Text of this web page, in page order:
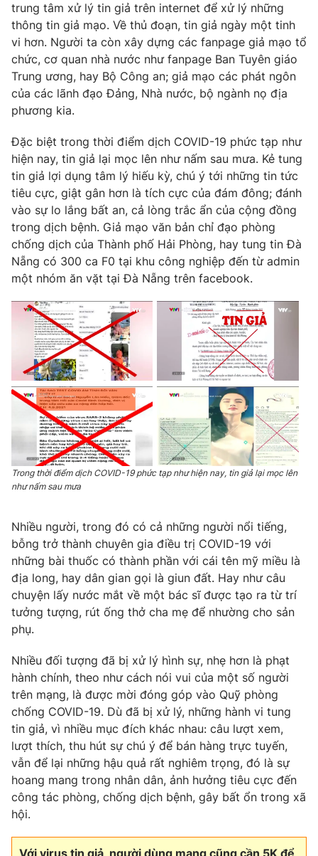
® Cấm sao chép dưới mọi hình thức nếu không có sự chấp
thuận bằng văn bản. Ghi rõ nguồn VTV.vn khi phát hành lại
thông tin từ website này.
trung tâm xử lý tin giả trên internet để xử lý những
thông tin giả mạo. Về thủ đoạn, tin giả ngày một tinh
vi hơn. Người ta còn xây dựng các fanpage giả mạo tổ
chức, cơ quan nhà nước như fanpage Ban Tuyên giáo
Trung ương, hay Bộ Công an; giả mạo các phát ngôn
của các lãnh đạo Đảng, Nhà nước, bộ ngành nọ địa
phương kia.
Đặc biệt trong thời điểm dịch COVID-19 phức tạp như
hiện nay, tin giả lại mọc lên như nấm sau mưa. Kẻ tung
tin giả lợi dụng tâm lý hiếu kỳ, chú ý tới những tin tức
tiêu cực, giật gân hơn là tích cực của đám đông; đánh
vào sự lo lắng bất an, cả lòng trắc ẩn của cộng đồng
trong dịch bệnh. Giả mạo văn bản chỉ đạo phòng
chống dịch của Thành phố Hải Phòng, hay tung tin Đà
Nẵng có 300 ca F0 tại khu công nghiệp đến từ admin
một nhóm ăn vặt tại Đà Nẵng trên facebook.
Trong thời điểm dịch COVID-19 phức tạp như hiện nay, tin giả lại mọc lên
như nấm sau mưa
Nhiều người, trong đó có cả những người nổi tiếng,
bỗng trở thành chuyên gia điều trị COVID-19 với
những bài thuốc có thành phần với cái tên mỹ miều là
địa long, hay dân gian gọi là giun đất. Hay như câu
chuyện lấy nước mắt về một bác sĩ được tạo ra từ trí
tưởng tượng, rút ống thở cha mẹ để nhường cho sản
phụ.
Nhiều đối tượng đã bị xử lý hình sự, nhẹ hơn là phạt
hành chính, theo như cách nói vui của một số người
trên mạng, là được mời đóng góp vào Quỹ phòng
chống COVID-19. Dù đã bị xử lý, những hành vi tung
tin giả, vì nhiều mục đích khác nhau: câu lượt xem,
lượt thích, thu hút sự chú ý để bán hàng trực tuyến,
vẫn để lại những hậu quả rất nghiêm trọng, đó là sự
hoang mang trong nhân dân, ảnh hưởng tiêu cực đến
công tác phòng, chống dịch bệnh, gây bất ổn trong xã
hội.
Với virus tin giả, người dùng mạng cũng cần 5K để